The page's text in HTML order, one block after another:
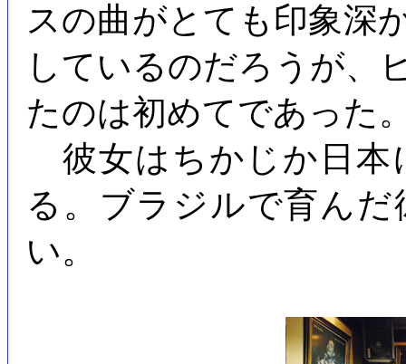
スの曲がとても印象深
しているのだろうが、
たのは初めてであった
彼女はちかじか日本
る。ブラジルで育ん
い。